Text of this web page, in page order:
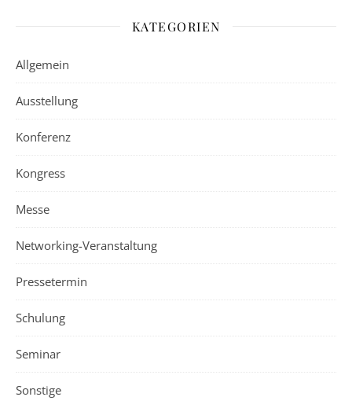
KATEGORIEN
Allgemein
Ausstellung
Konferenz
Kongress
Messe
Networking-Veranstaltung
Pressetermin
Schulung
Seminar
Sonstige